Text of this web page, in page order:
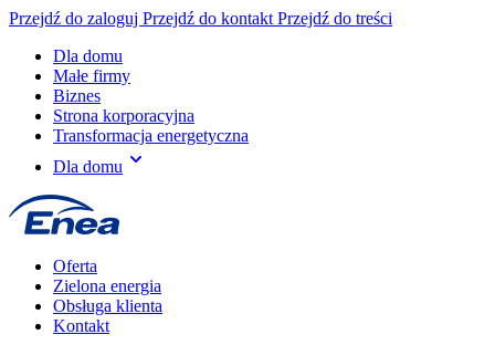
Przejdź do zaloguj Przejdź do kontakt Przejdź do treści
Dla domu
Małe firmy
Biznes
Strona korporacyjna
Transformacja energetyczna
Dla domu
Oferta
Zielona energia
Obsługa klienta
Kontakt